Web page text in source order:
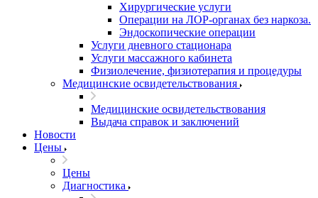
Хирургические услуги
Операции на ЛОР-органах без наркоза.
Эндоскопические операции
Услуги дневного стационара
Услуги массажного кабинета
Физиолечение, физиотерапия и процедуры
Медицинские освидетельствования
Медицинские освидетельствования
Выдача справок и заключений
Новости
Цены
Цены
Диагностика